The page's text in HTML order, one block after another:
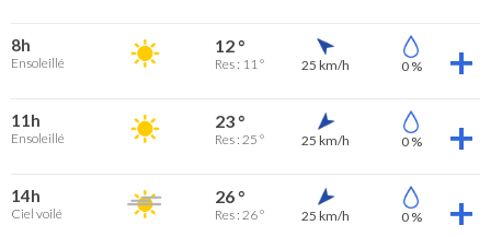
8h
Ensoleillé
12 °
Res : 11 ° 25 km/h 0 %
11h
Ensoleillé
23 °
Res : 25 ° 25 km/h 0 %
14h
Ciel voilé
26 °
Res : 26 ° 25 km/h 0 %